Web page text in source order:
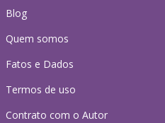
Blog
Quem somos
Fatos e Dados
Termos de uso
Contrato com o Autor